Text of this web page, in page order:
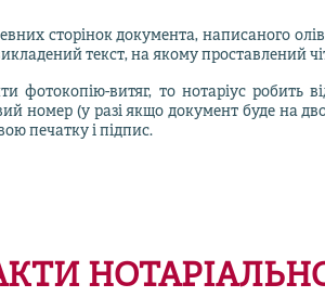
сторінок документа, написаного
текст, на якому проставлений
фотокопію-витяг, то нотаріус робить
номер (у разі якщо документ буде на
печатку і підпис.